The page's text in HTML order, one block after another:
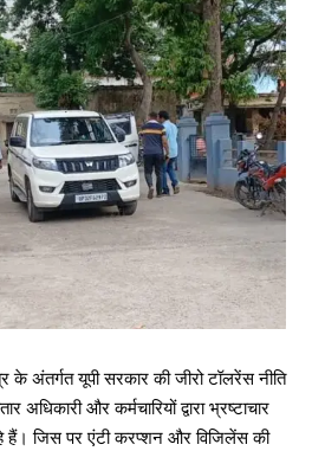
के अंतर्गत यूपी सरकार की जीरो टॉलरेंस नीति
अधिकारी और कर्मचारियों द्वारा भ्रष्टाचार
जिस पर एंटी करप्शन और विजिलेंस की